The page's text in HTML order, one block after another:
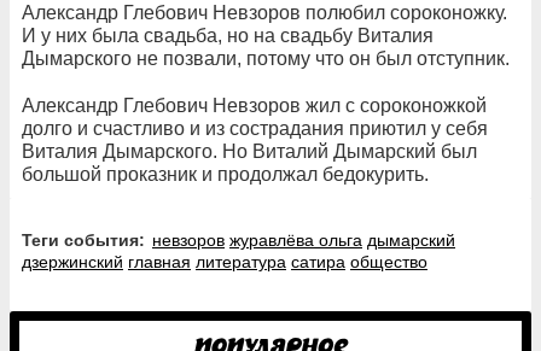
Александр Глебович Невзоров полюбил сороконожку.
И у них была свадьба, но на свадьбу Виталия
Дымарского не позвали, потому что он был отступник.
Александр Глебович Невзоров жил с сороконожкой
долго и счастливо и из сострадания приютил у себя
Виталия Дымарского. Но Виталий Дымарский был
большой проказник и продолжал бедокурить.
Теги события: невзоров журавлёва ольга дымарский
дзержинский главная литература сатира общество